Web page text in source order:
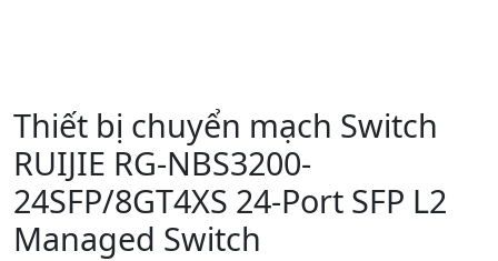
Thiết bị chuyển mạch Switch
RUIJIE RG-NBS3200-
24SFP/8GT4XS 24-Port SFP L2
Managed Switch